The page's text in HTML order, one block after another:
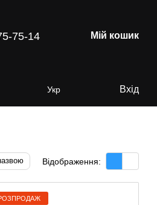
75-14 Мій кошик
Укр Вхід
Відображення: